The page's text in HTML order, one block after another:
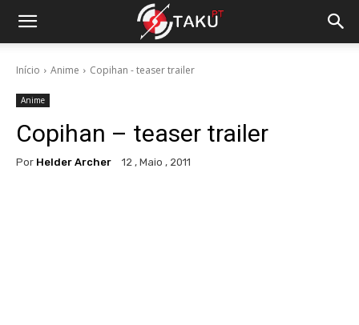
Início Anime Copihan - teaser trailer
Anime
Copihan – teaser trailer
Por Helder Archer 12 , Maio , 2011